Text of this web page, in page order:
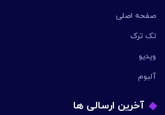
صفحه اصلی
تک ترک
ویدیو
آلبوم
آخرین ارسالی ها